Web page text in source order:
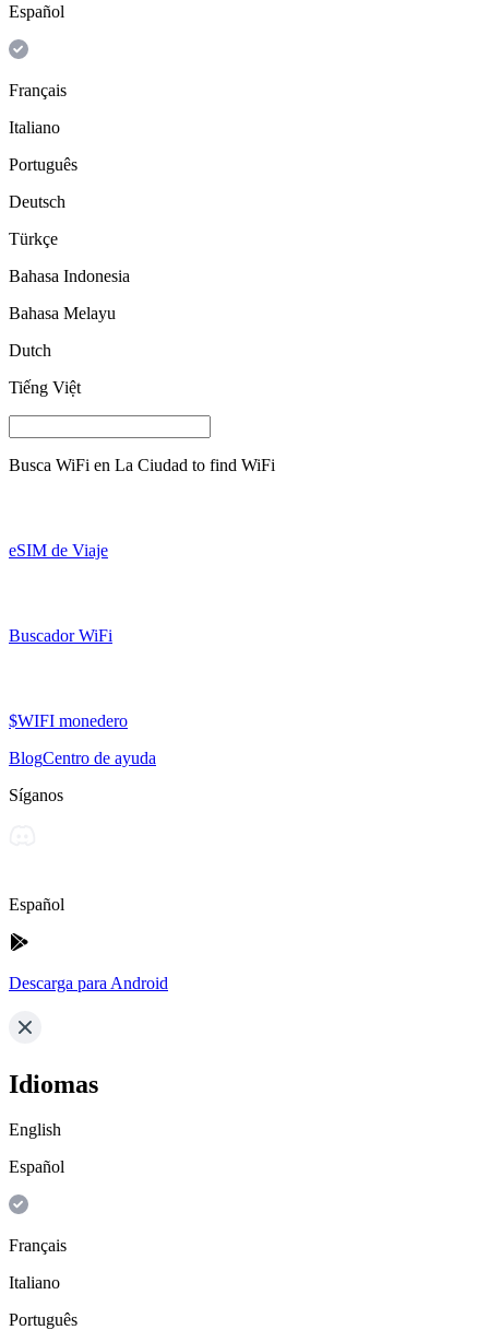
Español
Français
Italiano
Português
Deutsch
Türkçe
Bahasa Indonesia
Bahasa Melayu
Dutch
Tiếng Việt
Busca WiFi en La Ciudad to find WiFi
eSIM de Viaje
Buscador WiFi
$WIFI monedero
BlogCentro de ayuda
Síganos
Español
Descarga para Android
Idiomas
English
Español
Français
Italiano
Português